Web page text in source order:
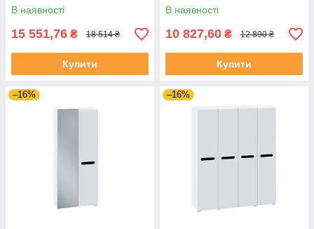
В наявності
15 551,76 ₴ 18 514 ₴
Купити
В наявності
10 827,60 ₴ 12 890 ₴
Купити
–16% –16%